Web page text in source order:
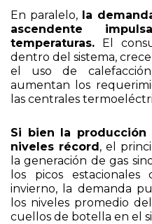
En paralelo, la
ascendente
temperaturas. El
dentro del sistema,
el uso de
aumentan los
las centrales
Si bien la producción
niveles récord, el
la generación de gas
los picos
invierno, la demanda
los niveles promedio
cuellos de botella en el